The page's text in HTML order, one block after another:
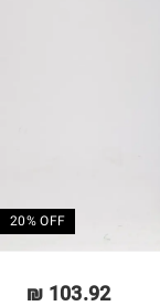
20% OFF
103.92 ₪